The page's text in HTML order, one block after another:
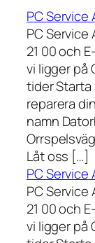
PC Service
PC Service
21 00 och
vi ligger på
tider Starta
reparera
namn
Låt oss […]
PC Service
PC Service
21 00 och
vi ligger på